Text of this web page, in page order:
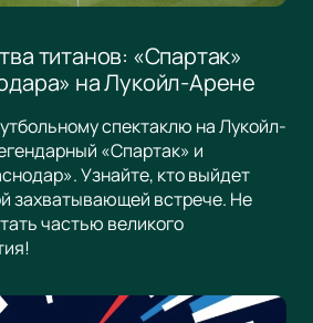
титанов: «Спартак»
на Лукойл-Арене
спектаклю на Лукойл-
«Спартак» и
Узнайте, кто выйдет
захватывающей встрече. Не
частью великого